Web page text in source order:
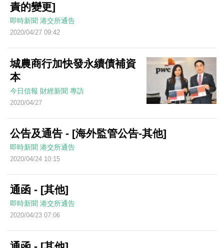
責的變更]
即時新聞 港交所通告
2020/04/27 09:42
城農商行加快發永續債補資
本
今日信報 財經新聞 專訪
2020/04/27
公告及通告 - [海外監管公告-其他]
即時新聞 港交所通告
2020/04/24 10:15
通函 - [其他]
即時新聞 港交所通告
2020/04/23 07:06